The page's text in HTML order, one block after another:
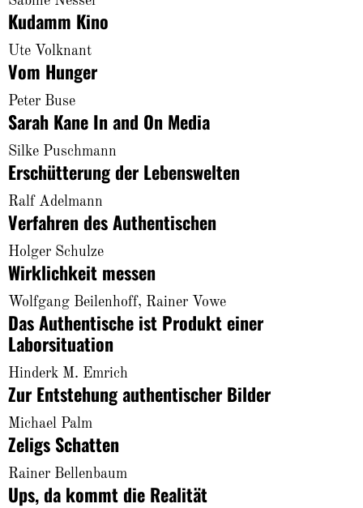
Kudamm Kino
Ute Volknant
Vom Hunger
Peter Buse
Sarah Kane In and On Media
Silke Puschmann
Erschütterung der Lebenswelten
Ralf Adelmann
Verfahren des Authentischen
Holger Schulze
Wirklichkeit messen
Wolfgang Beilenhoff, Rainer Vowe
Das Authentische ist Produkt einer
Laborsituation
Hinderk M. Emrich
Zur Entstehung authentischer Bilder
Michael Palm
Zeligs Schatten
Rainer Bellenbaum
Ups, da kommt die Realität